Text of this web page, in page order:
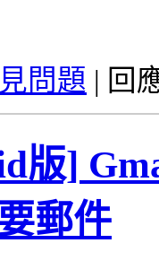
問題 | 回
版]
郵件